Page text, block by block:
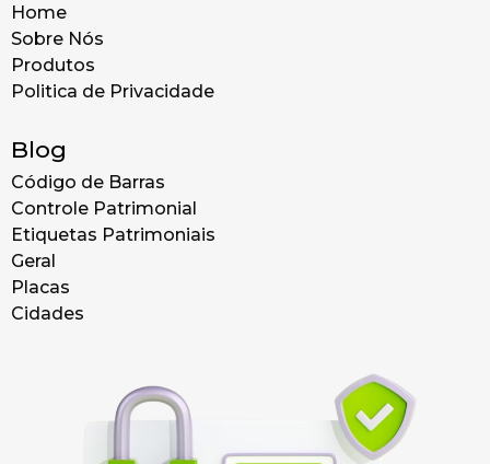
Home
Sobre Nós
Produtos
Politica de Privacidade
Blog
Código de Barras
Controle Patrimonial
Etiquetas Patrimoniais
Geral
Placas
Cidades